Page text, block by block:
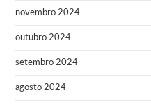
novembro 2024
outubro 2024
setembro 2024
agosto 2024